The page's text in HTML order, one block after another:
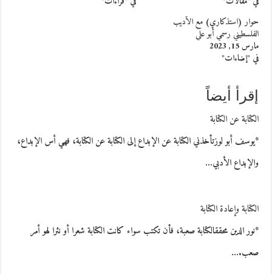
حوار (استذكاري) مع الأديب
الفلسطيني رسمي أبو علي
مارس 15, 2023
في "إضاءات"
إقرأ أيضاً
الكتابة عن الكتابة
*يوسف أبو لوزتأخذني الكتابة عن الإبداع إلى الكتابة عن الكتابة، فهي أس الإبداع،
والإبداع الأدبي…
الكتابة وإعادة الكتابة
*نور الدين محققالكتابة صعبة، فأن تكتب سواء كانت الكتابة شعرا أو نثرا لهو أمر
صعب.…